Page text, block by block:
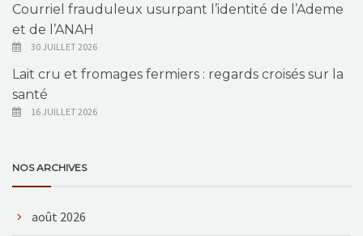
Courriel frauduleux usurpant l’identité de l’Ademe
et de l’ANAH
30 JUILLET 2026
Lait cru et fromages fermiers : regards croisés sur la
santé
16 JUILLET 2026
NOS ARCHIVES
août 2026